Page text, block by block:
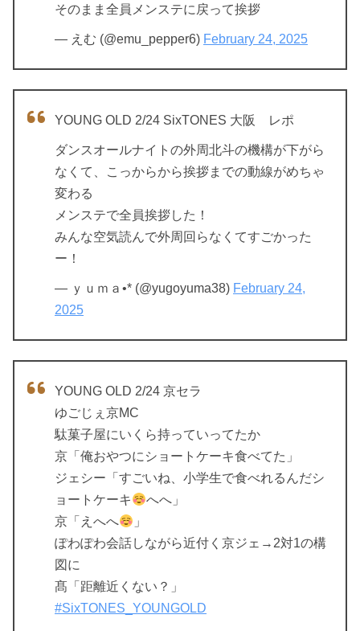
そのまま全員メンステに戻って挨拶
— えむ (@emu_pepper6) February 24, 2025
YOUNG OLD 2/24 SixTONES 大阪 レポ
ダンスオールナイトの外周北斗の機構が下がら
なくて、こっからから挨拶までの動線がめちゃ
変わる
メンステで全員挨拶した！
みんな空気読んで外周回らなくてすごかった
ー！
— ｙｕｍａ•* (@yugoyuma38) February 24,
2025
YOUNG OLD 2/24 京セラ
ゆごじぇ京MC
駄菓子屋にいくら持っていってたか
京「俺おやつにショートケーキ食べてた」
ジェシー「すごいね、小学生で食べれるんだシ
ョートケーキ
へへ」
京「えへへ
」
ぽわぽわ会話しながら近付く京ジェ→2対1の構
図に
髙「距離近くない？」
#SixTONES_YOUNGOLD